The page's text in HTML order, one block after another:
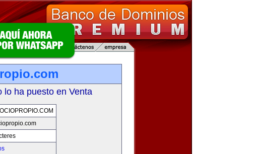
lo ha puesto en Venta